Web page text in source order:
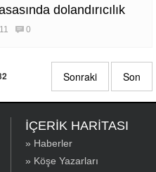
dolandırıcılık
134 milyar TL'lik
0
Sonraki Son
İÇERİK HARİTASI
» Haberler
» Köşe Yazarları